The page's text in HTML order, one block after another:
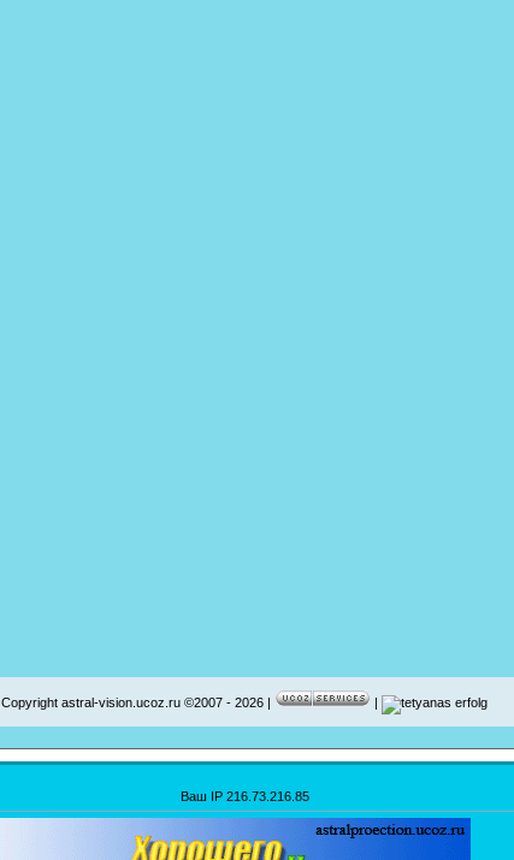
Copyright astral-vision.ucoz.ru ©2007 - 2026 |
Ваш IP 216.73.216.85